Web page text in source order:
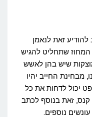
זאת לנאמן
שתחליט להגיש
שיש בהן לאשש
מבחינת החייב יהיו
יכול לדחות את כל
זאת בנוסף לכתב
נוספים.